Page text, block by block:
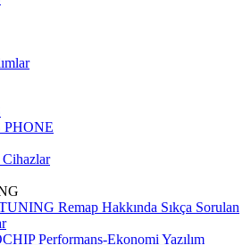
PHONE
Remap Hakkında Sıkça Sorulan
Performans-Ekonomi Yazılım